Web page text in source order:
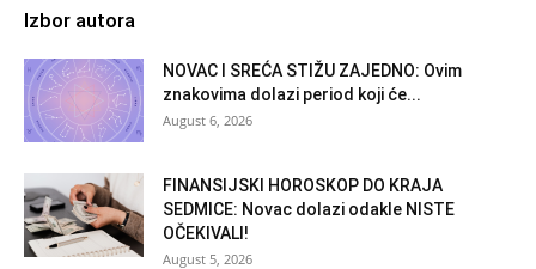
Izbor autora
NOVAC I SREĆA STIŽU ZAJEDNO: Ovim
znakovima dolazi period koji će...
August 6, 2026
FINANSIJSKI HOROSKOP DO KRAJA
SEDMICE: Novac dolazi odakle NISTE
OČEKIVALI!
August 5, 2026